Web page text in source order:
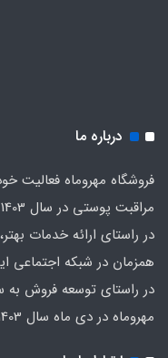
درباره ما
فروشگاه مهروماه فعالیت
مراقبت پوستی در سال 1403 آغاز کرد.
در راستای ارائه خدمات
همزمان در شبکه اجتماعی
در راستای توسعه فروش به
مهروماه در دی ماه سال 1403 راه اندازی شد.